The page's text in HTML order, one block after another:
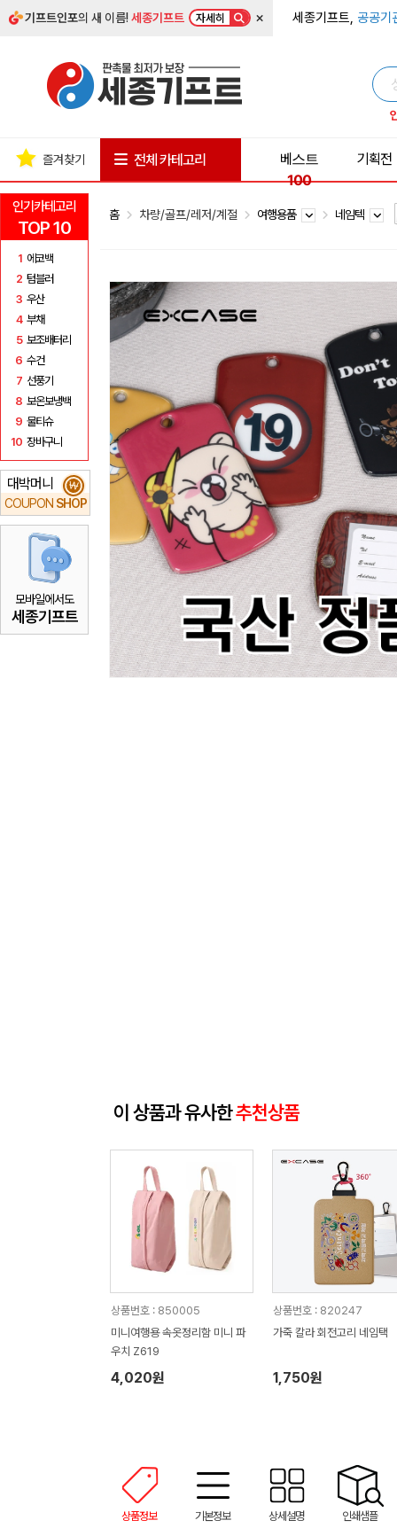
기프트인포의 새 이름!세종기프트 자세히 × 세종기프트, 공공기
인기카테고리
TOP 10
1 에코백
2 텀블러
3 우산
4 부채
5 보조배터리
6 수건
7 선풍기
8 보온보냉백
9 물티슈
10 장바구니
대박머니
COUPON SHOP
₩
모바일에서도
세종기프트
즐겨찾기 전체 카테고리
베스트
100
기획전
홈 차량/골프/레저/계절 여행용품 네임텍
이 상품과 유사한추천상품
상품번호 : 850005
미니여행용 속옷정리함 미니 파
우치 Z619
4,020원
상품번호 : 820247
가죽 칼라 회전고리 네임택
1,750원
상품정보 기본정보 상세설명 인쇄샘플